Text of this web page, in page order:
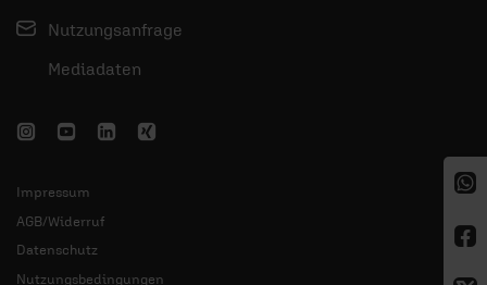
Nutzungsanfrage
Mediadaten
Impressum
AGB/Widerruf
Datenschutz
Nutzungsbedingungen